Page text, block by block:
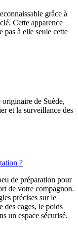
grâce à
Cette apparence
pas à elle seule cette
de Suède,
et la surveillance des
?
de préparation pour
de votre compagnon.
précises sur le
des cages, le poids
un espace sécurisé.